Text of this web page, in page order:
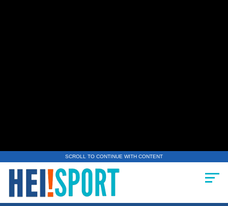
SCROLL TO CONTINUE WITH CONTENT